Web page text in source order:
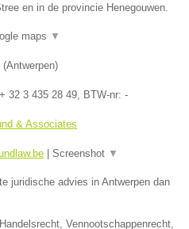
en in de provincie Henegouwen.
maps ▼
(Antwerpen)
+ 32 3 435 28 49 , BTW-nr: -
& Associates
Screenshot ▼
juridische advies in Antwerpen dan
Vennootschappenrecht,